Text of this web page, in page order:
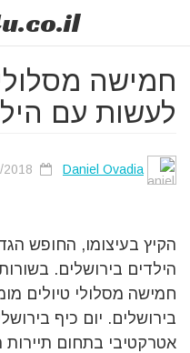
.co.il
חמישה
לעשות עם
Daniel Ovadia
הקיץ בעיצומו, החופש
הילדים בירושלים.
חמישה מסלולי טיולים
בירושלים. יום כיף
אטרקטיבי בתחום